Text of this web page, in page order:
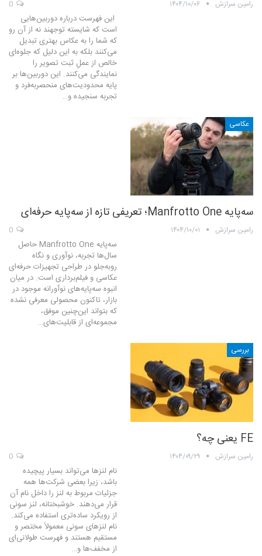
رامین سرازش ۱۴۰۴/۱۰/۰۶
این فهرست درباره دوربین‌هایی
است که شایسته توجهند نه از آن رو
که شما را به عکاس بهتری تبدیل
می‌کنند ‌بلکه به این دلیل که جلوه‌ای
خالص از عملِ ثبت تصویر را
نمایندگی می‌کنند. این دوربین‌ها بر
پایه محدودیت‌های منحصربه‌فرد و
تجربه سنجیده و…
عکاسی
سه‌پایه Manfrotto One؛ تعریفی تازه از سه‌پایه حرفه‌ای
رامین سرازش ۱۴۰۴/۱۰/۰۱
سه‌پایه Manfrotto One حاصل
سال‌ها تجربه، نوآوری و نگاه
رو‌به‌جلو در طراحی تجهیزات حرفه‌ای
عکاسی و فیلم‌برداری است. در میان
انبوه سه‌پایه‌های نوآورانه موجود در
بازار، تاکنون محصولی معرفی نشده
که بتواند این‌چنین موفق،
مجموعه‌ای از قابلیت‌های…
بررسی
FE یعنی چه؟
رامین سرازش ۱۴۰۴/۰۹/۲۹
نام لنزها می‌تواند بسیار پیچیده
باشد، زیرا بعضی شرکت‌ها همه
جزئیات مربوط به لنز را داخل نام آن
قرار می‌دهند. خوشبختانه، لنز‌ سونی
از رویکرد ساده‌تری استفاده می‌کند.
نام لنزهای سونی معمولاً مختصر و
مستقیم هستند و فهرست طولانی‌ای
از مخفف‌ها و…